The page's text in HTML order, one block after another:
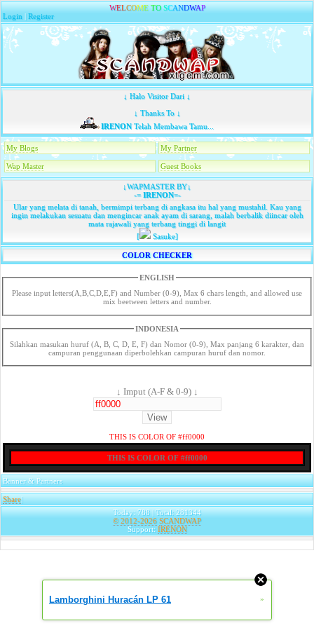
WELCOME TO SCANDWAP
Login |Register
↓ Halo Visitor Dari ↓
↓ Thanks To ↓
IRENONTelah Membawa Tamu...
My Blogs My Partner
Wap Master Guest Books
↓WAPMASTER BY↓
-=IRENON=-
Ular yang melata di tanah, bermimpi terbang di angkasa itu hal yang mustahil. Kau yang
ingin melakukan sesuatu dan mengincar anak ayam di sarang, malah berbalik diincar oleh
mata rajawali yang terbang tinggi di langit
[
Sasuke]
COLOR CHECKER
ENGLISH
Please input letters(A,B,C,D,E,F) and Number (0-9), Max 6 chars length, and allowed use
mix beetween letters and number.
INDONESIA
Silahkan masukan huruf (A, B, C, D, E, F) dan Nomor (0-9), Max panjang 6 karakter, dan
campuran penggunaan diperbolehkan campuran huruf dan nomor.
↓ Imput (A-F & 0-9) ↓
THIS IS COLOR OF #ff0000
THIS IS COLOR OF #ff0000
Banner & Partners
Share|
Today: 788 | Total: 281344
© 2012-2026 SCANDWAP
Support: IRENON
Lamborghini Huracán LP 61 »